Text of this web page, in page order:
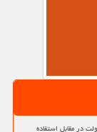
در مقابل استفاده